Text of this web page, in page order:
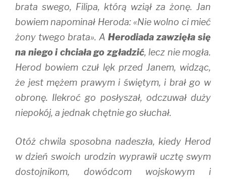
brata swego, Filipa, którą wziął za żonę. Jan
bowiem napominał Heroda: «Nie wolno ci mieć
żony twego brata». A Herodiada zawzięła się
na niego i chciała go zgładzić, lecz nie mogła.
Herod bowiem czuł lęk przed Janem, widząc,
że jest mężem prawym i świętym, i brał go w
obronę. Ilekroć go posłyszał, odczuwał duży
niepokój, a jednak chętnie go słuchał.
Otóż chwila sposobna nadeszła, kiedy Herod
w dzień swoich urodzin wyprawił ucztę swym
dostojnikom, dowódcom wojskowym i